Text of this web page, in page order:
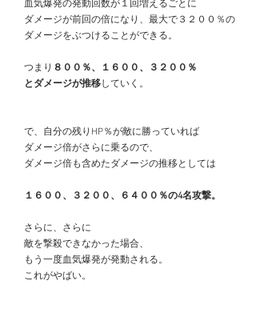
血気爆発の発動回数が１回増えるごとに
ダメージが前回の倍になり、最大で３２００％の
ダメージをぶつけることができる。
つまり ８００％、１６００、３２００％
とダメージが推移していく。
で、自分の残りHP％が敵に勝っていれば
ダメージ倍がさらに乗るので、
ダメージ倍も含めたダメージの推移としては
１６００、３２００、６４００％の4名攻撃。
さらに、さらに
敵を撃殺できなかった場合、
もう一度血気爆発が発動される。
これがやばい。